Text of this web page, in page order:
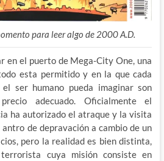
para leer algo de 2000 A.D.
en el puerto de Mega-City One, una
esta permitido y en la que cada
ser humano pueda imaginar son
adecuado. Oficialmente el
ha autorizado el atraque y la visita
antro de depravación a cambio de un
pero la realidad es bien distinta,
cuya misión consiste en